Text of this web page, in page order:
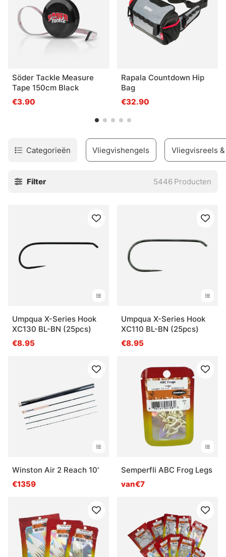
Patagonia, A.Jensen, Sage, RIO Loop, Guideline, Pool12 en
anderen.
Söder Tackle Measure
Tape 150cm Black
€3.90
Rapala Countdown Hip
Bag
€32.90
Categorieën Vliegvishengels Vliegvisreels
Filter 5446 Producten
Umpqua X-Series Hook
XC130 BL-BN (25pcs)
€8.95
Umpqua X-Series Hook
XC110 BL-BN (25pcs)
€8.95
Winston Air 2 Reach 10'
€1359
Semperfli ABC Frog Legs
van€7